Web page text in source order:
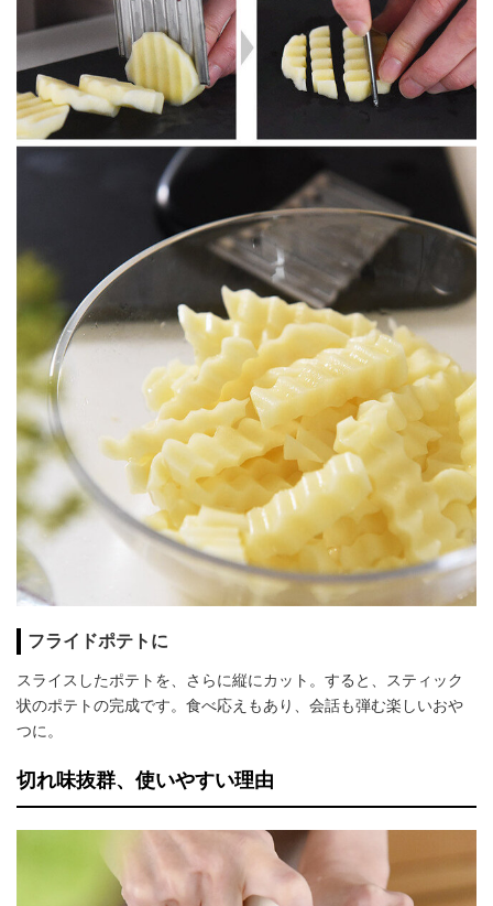
フライドポテトに
スライスしたポテトを、さらに縦にカット。すると、スティック
状のポテトの完成です。食べ応えもあり、会話も弾む楽しいおや
つに。
切れ味抜群、使いやすい理由